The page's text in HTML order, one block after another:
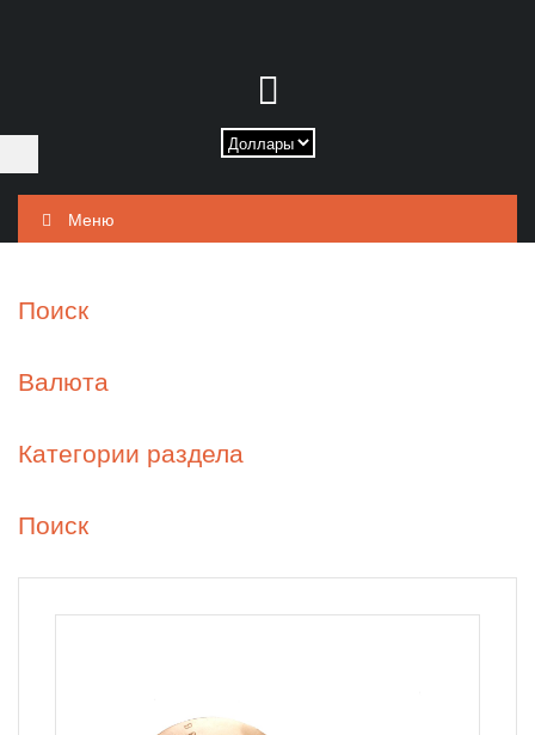
Меню
Поиск
Валюта
Категории раздела
Поиск